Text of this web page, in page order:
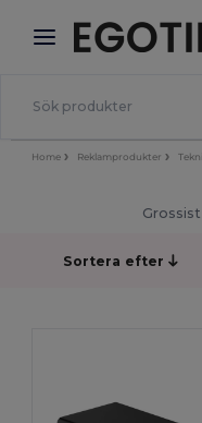
× Egotier-app
Bättre priser i
Home Reklamprodukter
Grossist
Sortera efter